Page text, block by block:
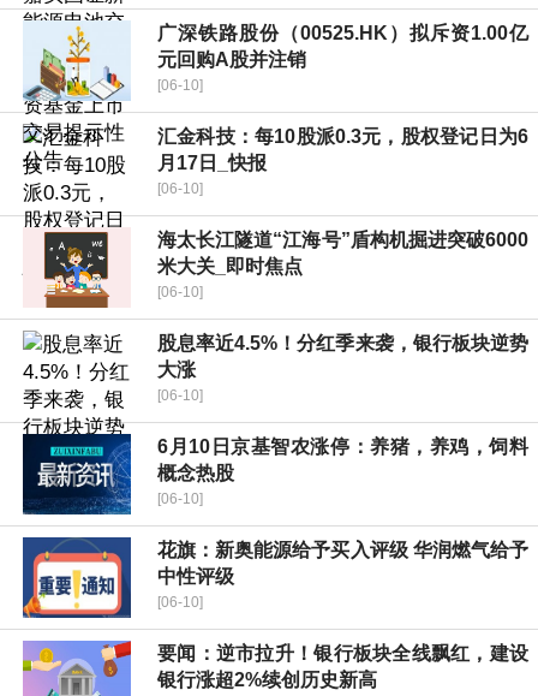
广深铁路股份（00525.HK）拟斥资1.00亿
元回购A股并注销
[06-10]
汇金科技：每10股派0.3元，股权登记日为6
月17日_快报
[06-10]
海太长江隧道“江海号”盾构机掘进突破6000
米大关_即时焦点
[06-10]
股息率近4.5%！分红季来袭，银行板块逆势
大涨
[06-10]
6月10日京基智农涨停：养猪，养鸡，饲料
概念热股
[06-10]
花旗：新奥能源给予买入评级 华润燃气给予
中性评级
[06-10]
要闻：逆市拉升！银行板块全线飘红，建设
银行涨超2%续创历史新高